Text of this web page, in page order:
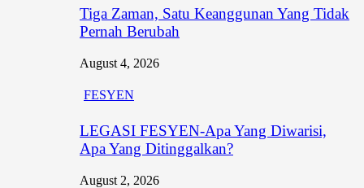
Tiga Zaman, Satu Keanggunan Yang Tidak
Pernah Berubah
August 4, 2026
FESYEN
LEGASI FESYEN-Apa Yang Diwarisi,
Apa Yang Ditinggalkan?
August 2, 2026